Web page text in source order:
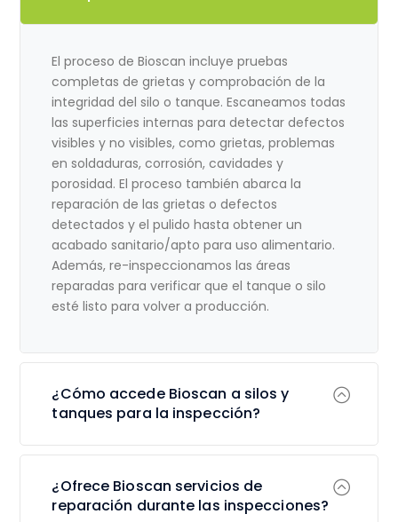
El proceso de Bioscan incluye pruebas
completas de grietas y comprobación de la
integridad del silo o tanque. Escaneamos todas
las superficies internas para detectar defectos
visibles y no visibles, como grietas, problemas
en soldaduras, corrosión, cavidades y
porosidad. El proceso también abarca la
reparación de las grietas o defectos
detectados y el pulido hasta obtener un
acabado sanitario/apto para uso alimentario.
Además, re-inspeccionamos las áreas
reparadas para verificar que el tanque o silo
esté listo para volver a producción.
¿Cómo accede Bioscan a silos y
tanques para la inspección?
¿Ofrece Bioscan servicios de
reparación durante las inspecciones?